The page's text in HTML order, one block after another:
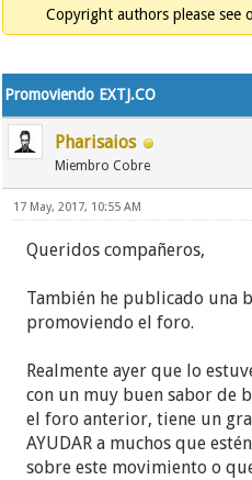
Copyright authors please see
Promoviendo EXTJ.CO
Pharisaios
Miembro Cobre
17 May, 2017, 10:55 AM
Queridos compañeros,
También he publicado una
promoviendo el foro.
Realmente ayer que lo
con un muy buen sabor de
el foro anterior, tiene un
AYUDAR a muchos que
sobre este movimiento o